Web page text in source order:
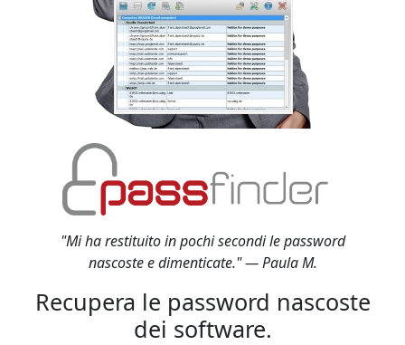
"Mi ha restituito in pochi secondi le password
nascoste e dimenticate." — Paula M.
Recupera le password nascoste
dei software.